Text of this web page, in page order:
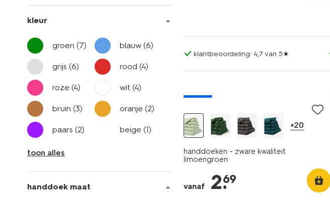
kleur
groen (7) blauw(6)
grijs (6) rood(4)
roze (4) wit(4)
bruin (3) oranje(2)
paars (2) beige(1)
toon alles
handdoek maat
klantbeoordeling: 4,7 van 5★
+20
handdoeken - zware kwaliteit
limoengroen
vanaf 2.
69